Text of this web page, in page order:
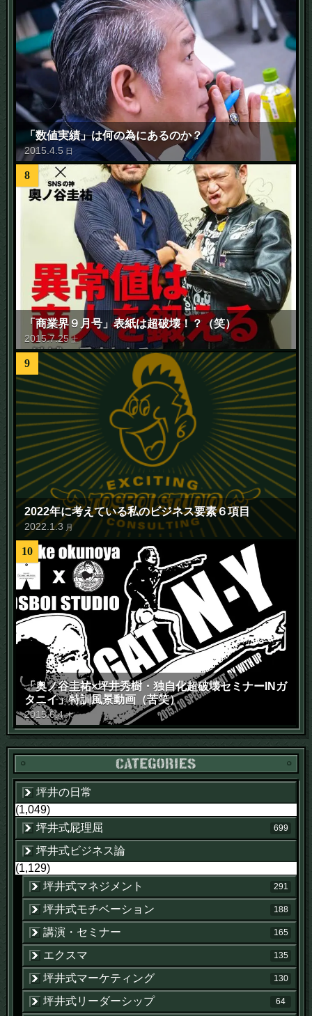
「数値実績」は何の為にあるのか？
2015 .4 .5 日
8
「商業界９月号」表紙は超破壊！？（笑）
2015.7.25 土
9
2022年に考えている私のビジネス要素６項目
2022 1.3 月
10
「奥ノ谷圭祐×坪井秀樹・独自化超破壊セミナーINガ
タニイ」特訓風景動画（苦笑）
2015.6.4 木
坪井の日常
(1,049)
坪井式屁理屈
699
坪井式ビジネス論
(1,129)
坪井式マネジメント
291
坪井式モチベーション 188
講演・セミナー 165
エクスマ 135
坪井式マーケティング 130
坪井式リーダーシップ 64